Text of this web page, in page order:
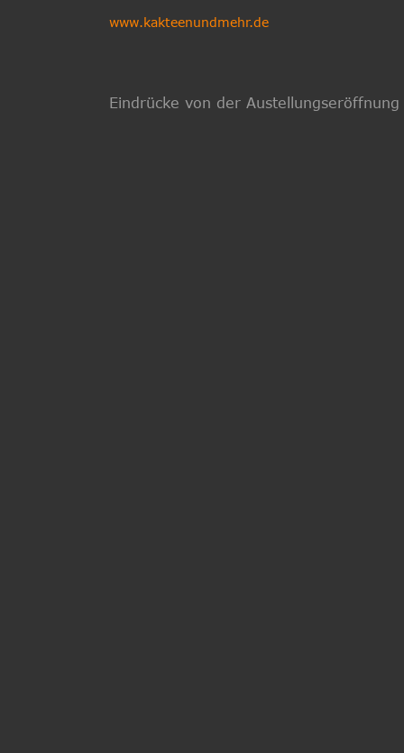
www.kakteenundmehr.de
Eindrücke von der Austellungseröffnung